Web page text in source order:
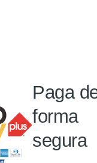
Paga
forma
segura